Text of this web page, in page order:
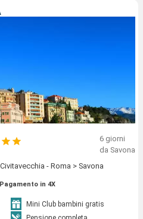
6 giorni
da Savona
- Roma > Savona
Pagamento in 4X
Mini Club bambini gratis